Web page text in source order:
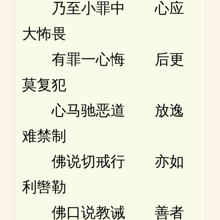
乃至小罪中 心应
大怖畏
有罪一心悔 后更
莫复犯
心马驰恶道 放逸
难禁制
佛说切戒行 亦如
利辔勒
佛口说教诫 善者